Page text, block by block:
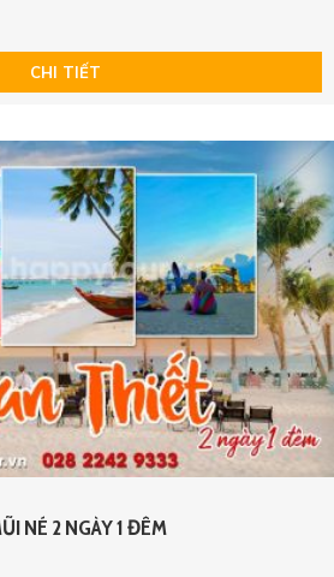
CHI TIẾT
NÉ 2 NGÀY 1 ĐÊM